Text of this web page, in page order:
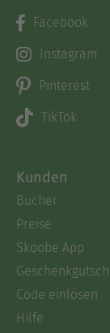
Facebook
Instagram
Pinterest
TikTok
Kunden
Bücher
Preise
Skoobe App
Code einlösen
Hilfe